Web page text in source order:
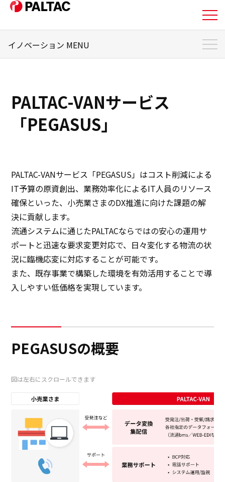
事業内容
IR情報
IR情報
サステナビリティ
サステナビリティ
お問い合わせ
マッチングサービス
イノベーション MENU
小売業販売管理システム「PARS」
小売業販売管理システム「PARS自動発注」
PALTAC-VANサービス「PEGASUS」
AI需要予測で食品ロス削減「自動発注サービス」
次世代型物流システム「SPAID」
受賞歴・特許一覧
PALTAC-VANサービス
「PEGASUS」
PALTAC-VANサービス「PEGASUS」はコスト削減による
IT予算の原資創出、業務効率化によるIT⼈員のリソース
確保といった、⼩売業さまのDX推進に向けた課題の解
決に貢献します。
流通システムに通じたPALTACならではの安⼼の運⽤サ
ポートと迅速な要求変更対応で、⽇々変化する物流の状
況に臨機応変に対応することが可能です。
また、既存事業で構築した環境を有効活⽤することで導
⼊しやすい低価格を実現しています。
PEGASUSの概要
図は左右にスクロールできます